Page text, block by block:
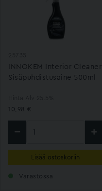
INNOKEM Interior Cleaner
Sisäpuhdistusaine 500ml
Varastossa
10,98 €
Lisää ostoskoriin